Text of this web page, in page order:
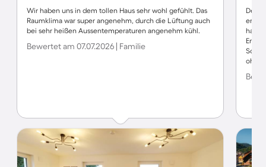
Wir haben uns in dem tollen Haus sehr wohl gefühlt. Das
Raumklima war super angenehm, durch die Lüftung auch
bei sehr heißen Aussentemperaturen angenehm kühl.
Bewertet am 07.07.2026 | Familie
Der
hat
ohne